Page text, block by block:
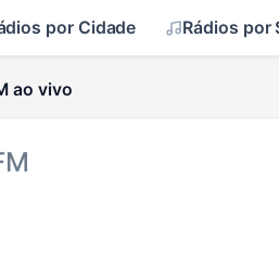
por Cidade Rádios por
ao vivo